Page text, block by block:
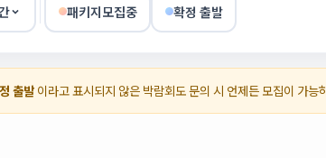
패키지모집중 확정 출발
출발이라고 표시되지 않은 박람회도 문의 시 언제든 모집이 가능